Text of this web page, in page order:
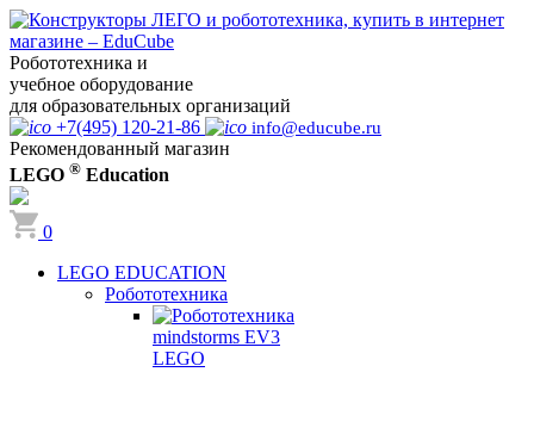
Робототехника и
учебное оборудование
для образовательных организаций
+7(495) 120-21-86
info@educube.ru
Рекомендованный магазин
LEGO ® Education
0
LEGO EDUCATION
Робототехника